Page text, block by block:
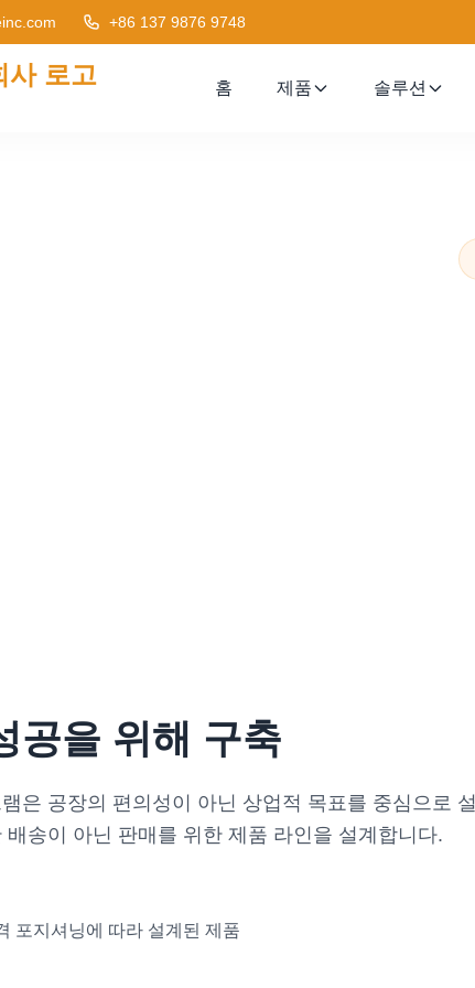
+86 137 9876 9748
홈 제품 솔루션
공을 위해 구축
은 공장의 편의성이 아닌 상업적 목표를 중심으로 설
배송이 아닌 판매를 위한 제품 라인을 설계합니다.
포지셔닝에 따라 설계된 제품